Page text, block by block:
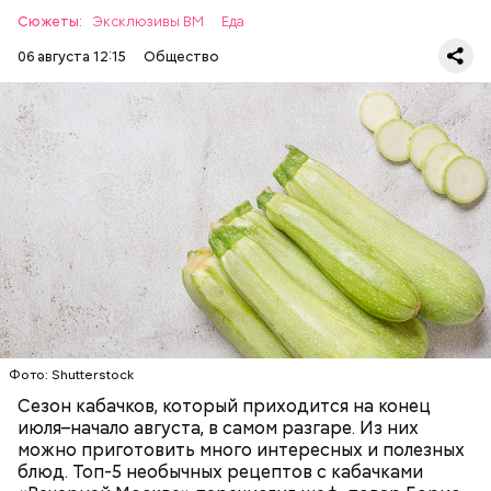
Сюжеты: Эксклюзивы ВМ
Еда
06 августа 12:15
Общество
Фото: Shutterstock
Сезон кабачков, который приходится на конец
июля–начало августа, в самом разгаре. Из них
можно приготовить много интересных и полезных
блюд. Топ-5 необычных рецептов с кабачками
Ингредиенты:
ЕДА ОВОЩИ РЕЦЕПТЫ
Вред дыни
Фото: Shutterstock